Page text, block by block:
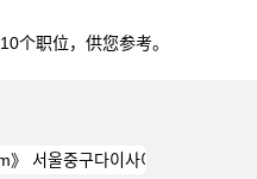
个职位，供您参考。